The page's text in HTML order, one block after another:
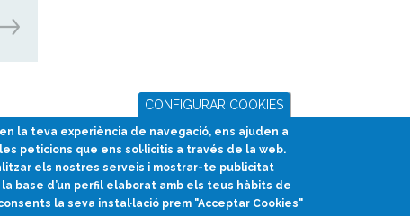
divulcat@divulcat.cat
(+34) 934 120 030
CONFIGURAR COOKIES
la teva experiència de navegació, ens ajuden a
peticions que ens sol·licitis a través de la web.
els nostres serveis i mostrar-te publicitat
base d’un perfil elaborat amb els teus hàbits de
la seva instal·lació prem "Acceptar Cookies"